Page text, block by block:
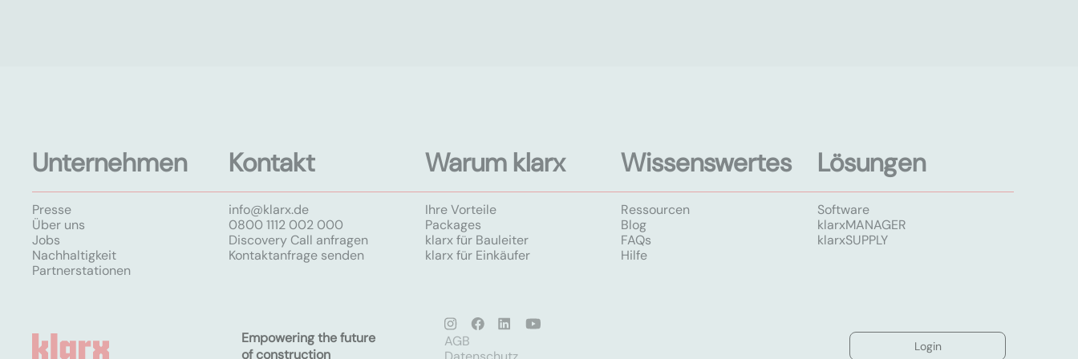
Unternehmen
Presse
Über uns
Jobs
Nachhaltigkeit
Partnerstationen
Kontakt
info@klarx.de
0800 1112 002 000
Discovery Call anfragen
Kontaktanfrage senden
Warum klarx
Ihre Vorteile
Packages
klarx für Bauleiter
klarx für Einkäufer
Wissenswertes
Ressourcen
Blog
FAQs
Hilfe
Lösungen
Software
klarxMANAGER
klarxSUPPLY
Empowering the future
of construction
AGB
Login